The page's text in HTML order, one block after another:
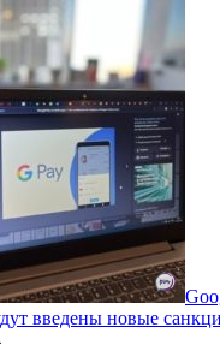
введены новые